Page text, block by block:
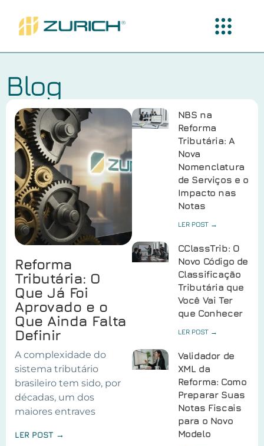
Blog
Reforma
Tributária: O
Que Já Foi
Aprovado e o
Que Ainda Falta
Definir
A complexidade do
sistema tributário
brasileiro tem sido, por
décadas, um dos
maiores entraves
LER POST →
NBS na
Reforma
Tributária: A
Nova
Nomenclatura
de Serviços e o
Impacto nas
Notas
LER POST →
CClassTrib: O
Novo Código de
Classificação
Tributária que
Você Vai Ter
que Conhecer
LER POST →
Validador de
XML da
Reforma: Como
Preparar Suas
Notas Fiscais
para o Novo
Modelo